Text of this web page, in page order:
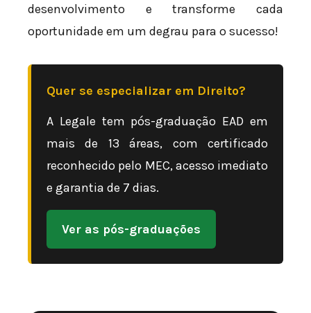
desenvolvimento e transforme cada
oportunidade em um degrau para o sucesso!
Quer se especializar em Direito?
A Legale tem pós-graduação EAD em
mais de 13 áreas, com certificado
reconhecido pelo MEC, acesso imediato
e garantia de 7 dias.
Ver as pós-graduações